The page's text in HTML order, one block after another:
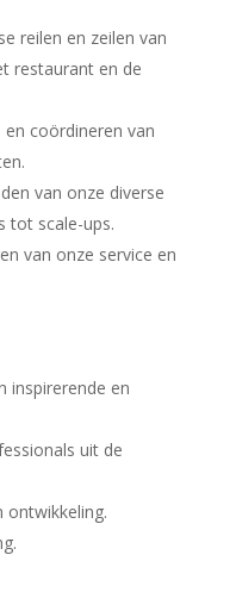
reilen en zeilen van
restaurant en de
coördineren van
van onze diverse
tot scale-ups.
van onze service en
inspirerende en
uit de
ontwikkeling.